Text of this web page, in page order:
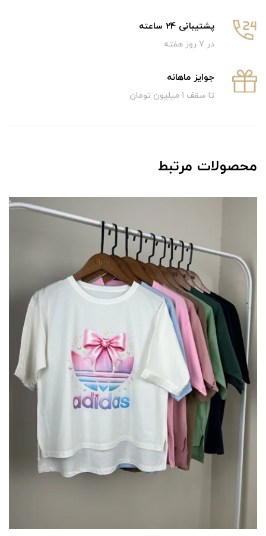
پشتیبانی 24 ساعته
در 7 روز هفته
جوایز ماهانه
تا سقف 1 میلیون تومان
محصولات مرتبط